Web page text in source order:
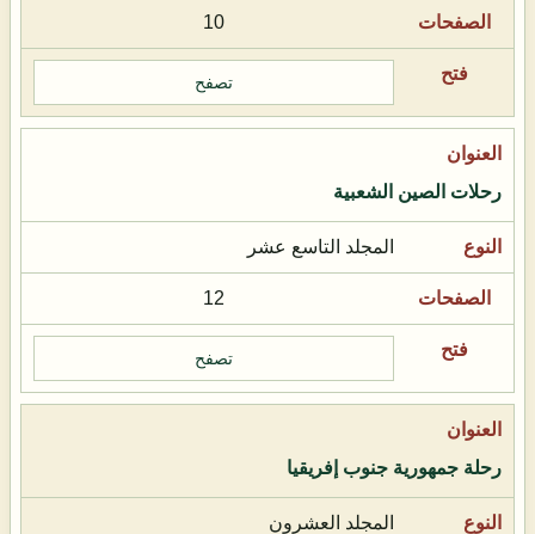
10
تصفح
رحلات الصين الشعبية
المجلد التاسع عشر
12
تصفح
رحلة جمهورية جنوب إفريقيا
المجلد العشرون